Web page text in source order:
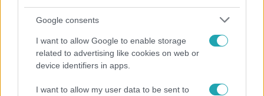
Google consents
I want to allow Google to enable storage
related to advertising like cookies on web or
device identifiers in apps.
I want to allow my user data to be sent to
Felrobbant egy powerbank, pillanatok alatt porig